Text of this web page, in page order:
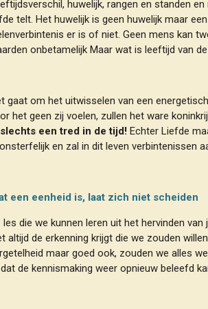
huwelijk, rangen en standen
telt. Het huwelijk is geen huwelijk maar
er is of niet. Geen mens kan
onbetamelijk Maar wat is leeftijd van
gaat om het uitwisselen van een
het geen zij voelen, zullen het ware
een tred in de tijd!Echter Liefde
en zal in dit leven verbintenissen
een eenheid is, laat zich niet scheiden
les die we kunnen leren uit het hervinden
altijd de erkenning krijgt die we zouden willen.
maar goed ook, zouden we alles
de kennismaking weer opnieuw beleefd